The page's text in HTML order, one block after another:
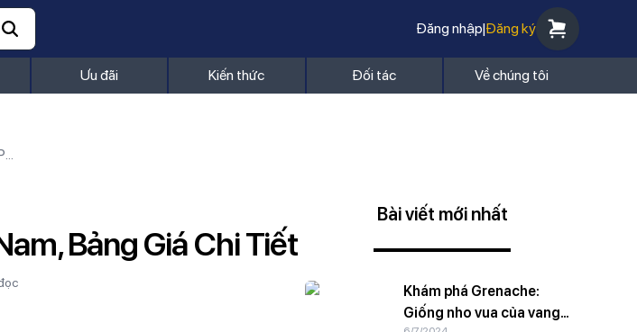
Đăng nhập|Đăng ký
Ưu đãi Kiến thức Đối tác Về chúng tôi
Các Loại Rượu Vang Phổ Biến Tại Việt Nam, Bảng Giá Chi Tiết
Bảng Giá Chi Tiết
Bài viết mới nhất
Khám phá Grenache:
Giống nho vua của vang